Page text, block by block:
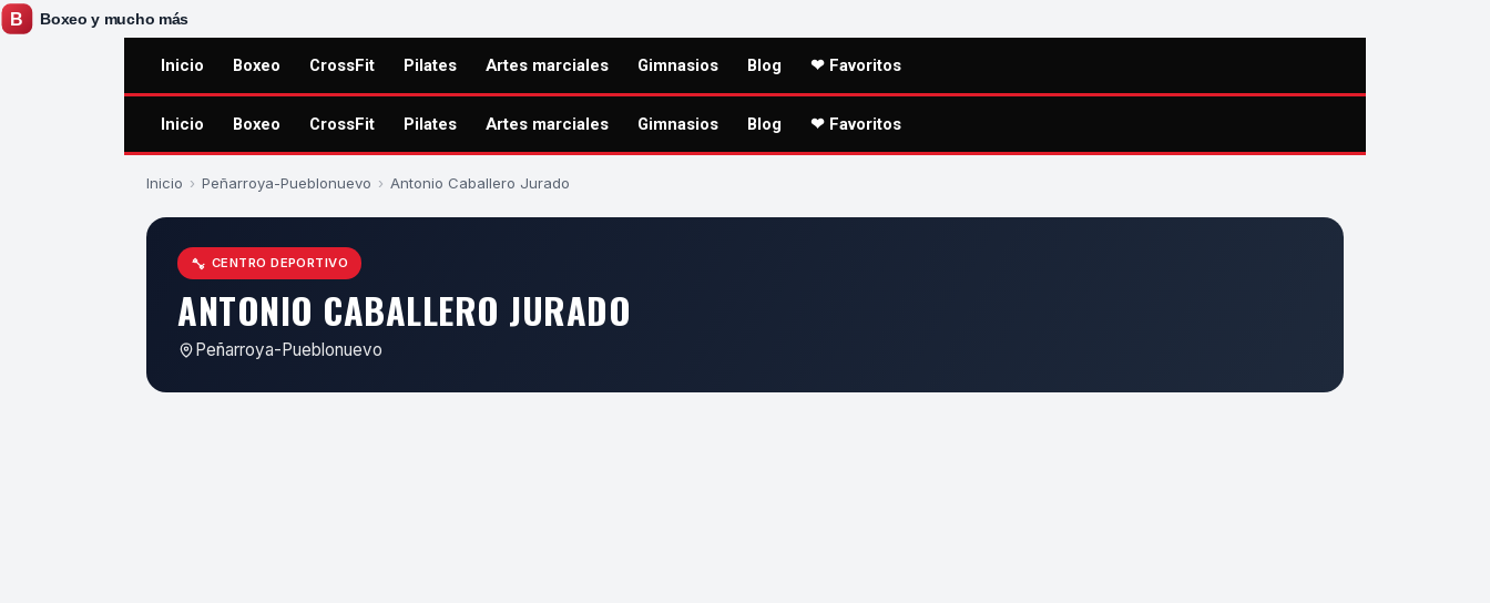
Inicio Boxeo CrossFit Pilates Artes marciales Gimnasios Blog ❤ Favoritos
Inicio Boxeo CrossFit Pilates Artes marciales Gimnasios Blog ❤ Favoritos
Inicio › Peñarroya-Pueblonuevo › Antonio Caballero Jurado
CENTRO DEPORTIVO
ANTONIO CABALLERO JURADO
Peñarroya-Pueblonuevo